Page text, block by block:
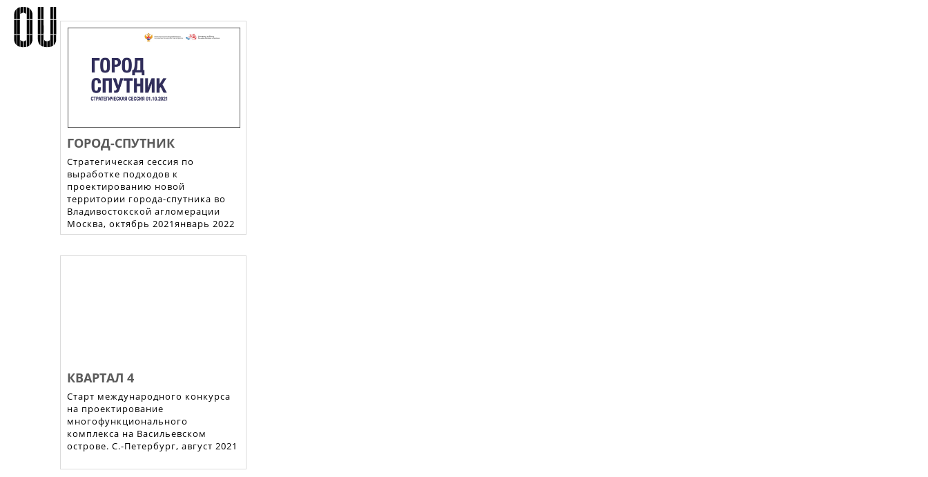
ГОРОД-СПУТНИК
Стратегическая сессия по
выработке подходов к
проектированию новой
территории города-спутника во
Владивостокской агломерации
Москва, октябрь 2021январь 2022
КВАРТАЛ 4
Старт международного конкурса
на проектирование
многофункционального
комплекса на Васильевском
острове. С.-Петербург, август 2021